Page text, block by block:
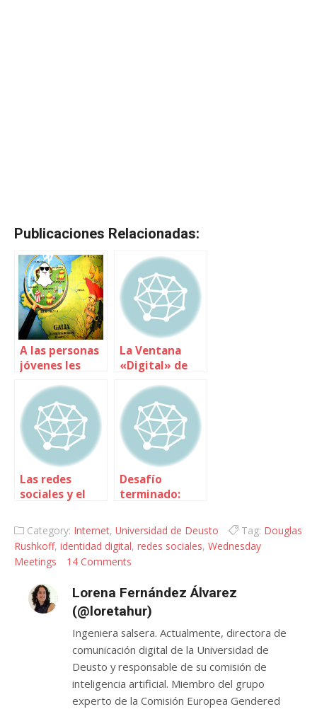
Publicaciones Relacionadas:
A las personas
jóvenes les
redes donde
NO estés tú
La Ventana
«Digital» de
Las redes
sociales y el
calles al
ordenador o
del ordenador
a las calles?
Desafío
terminado:
de calle
Category: Internet, Universidad de Deusto Tag: Douglas
Rushkoff, identidad digital, redes sociales, Wednesday
Meetings
14 Comments
Lorena Fernández Álvarez
(@loretahur)
Ingeniera salsera. Actualmente, directora de
comunicación digital de la Universidad de
Deusto y responsable de su comisión de
inteligencia artificial. Miembro del grupo
experto de la Comisión Europea Gendered